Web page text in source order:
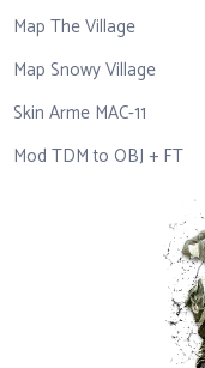
Map The Village
Map Snowy Village
Skin Arme MAC-11
Mod TDM to OBJ + FT